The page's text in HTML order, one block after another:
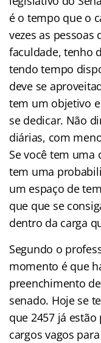
é o tempo que o
vezes as pessoas
faculdade, tenho
tendo tempo
deve se
tem um objetivo
se dedicar. Não
diárias, com
Se você tem uma
tem uma
um espaço de
que que se
dentro da carga
Segundo o
momento é que
preenchimento
senado. Hoje se
que 2457 já
cargos vagos